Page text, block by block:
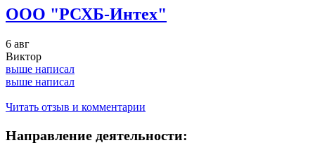
ООО "РСХБ-Интех"
6 авг
Виктор
выше написал
выше написал
Читать отзыв и комментарии
Направление деятельности: